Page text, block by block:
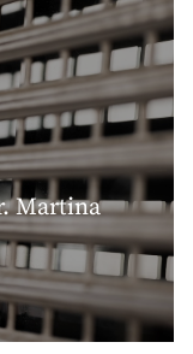
Martina